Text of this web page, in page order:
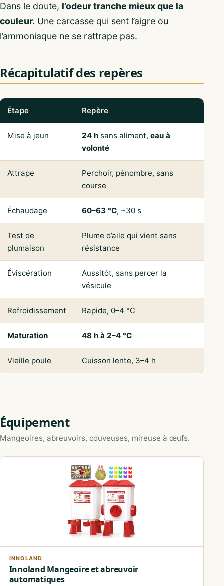
Dans le doute, l’odeur tranche mieux que la
couleur. Une carcasse qui sent l’aigre ou
l’ammoniaque ne se rattrape pas.
Récapitulatif des repères
Étape Repère
Mise à jeun 24 h sans aliment,eau à
volonté
Attrape
Perchoir, pénombre, sans
course
Échaudage 60–63 °C, ~30 s
Test de
plumaison
Plume d’aile qui vient sans
résistance
Éviscération
Aussitôt, sans percer la
vésicule
Refroidissement Rapide, 0–4 °C
Maturation 48 h à 2–4 °C
Vieille poule Cuisson lente, 3–4 h
Équipement
Mangeoires, abreuvoirs, couveuses, mireuse à œufs.
INNOLAND
Innoland Mangeoire et abreuvoir
automatiques